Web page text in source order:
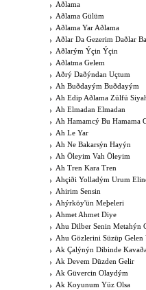
Aðlama
Aðlama Gülüm
Aðlama Yar Aðlama
Aðlar Da Gezerim Daðlar
Aðlarým Ýçin Ýçin
Aðlatma Gelem
Aðrý Daðýndan Uçtum
Ah Buðdayým Buðdayým
Ah Edip Aðlama Zülfü
Ah Elmadan Elmadan
Ah Hamamcý Bu Hamama
Ah Le Yar
Ah Ne Bakarsýn Hayýn
Ah Öleyim Vah Öleyim
Ah Tren Kara Tren
Ahçiði Yolladým Urum
Ahirim Sensin
Ahýrköy'ün Meþeleri
Ahmet Ahmet Diye
Ahu Dilber Senin Metahýn
Ahu Gözlerini Süzüp Gelen
Ak Çalýnýn Dibinde
Ak Devem Düzden Gelir
Ak Güvercin Olaydým
Ak Koyunum Yüz Olsa